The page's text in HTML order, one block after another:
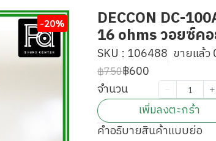
-20% DECCON DC-
16 ohms วอยซ์ค
SKU : 106488 ขายแล้ว
฿750฿600
จำนวน
เพิ่มลงตะกร้า
คำอธิบายสินค้าแบบย่อ